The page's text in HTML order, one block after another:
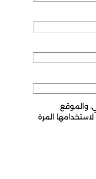
والموقع
المرة